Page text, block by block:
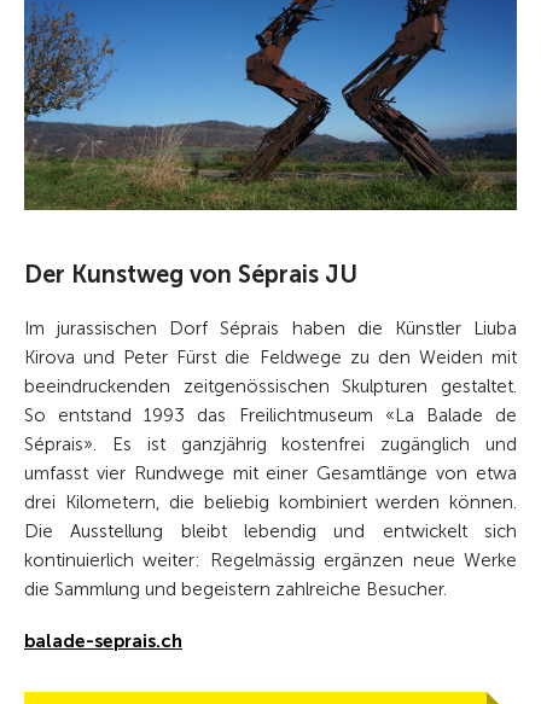
Der Kunstweg von Séprais JU
Im jurassischen Dorf Séprais haben die Künstler Liuba
Kirova und Peter Fürst die Feldwege zu den Weiden mit
beeindruckenden zeitgenössischen Skulpturen gestaltet.
So entstand 1993 das Freilichtmuseum «La Balade de
Séprais». Es ist ganzjährig kostenfrei zugänglich und
umfasst vier Rundwege mit einer Gesamtlänge von etwa
drei Kilometern, die beliebig kombiniert werden können.
Die Ausstellung bleibt lebendig und entwickelt sich
kontinuierlich weiter: Regelmässig ergänzen neue Werke
die Sammlung und begeistern zahlreiche Besucher.
balade-seprais.ch